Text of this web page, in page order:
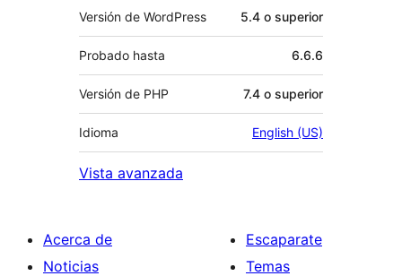
Versión de WordPress 5.4 o superior
Probado hasta 6.6.6
Versión de PHP 7.4 o superior
Idioma English (US)
Vista avanzada
Acerca de
Noticias
Escaparate
Temas